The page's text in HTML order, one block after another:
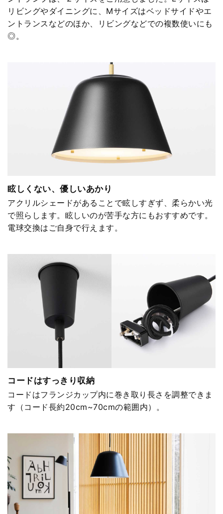
リビングやダイニングに、Mサイズはベッドサイドやエ
ントランスなどのほか、リビングなどでの複数使いにも
◎。
眩しくない、優しいあかり
アクリルシェードがあることで眩しすぎず、柔らかい光
で照らします。眩しいのが苦手な方にもおすすめです。
電球交換はご自身で行えます。
コードはすっきり収納
コードはフランジカップ内に巻き取り長さを調整できま
す（コード長約20cm~70cmの範囲内）。